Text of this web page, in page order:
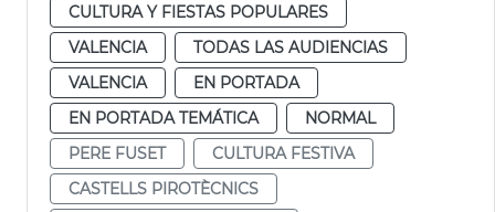
CULTURA Y FIESTAS POPULARES
VALENCIA
TODAS LAS AUDIENCIAS
VALENCIA
EN PORTADA
EN PORTADA TEMÁTICA
NORMAL
PERE FUSET
CULTURA FESTIVA
CASTELLS PIROTÈCNICS